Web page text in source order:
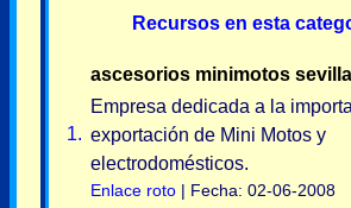
Recursos en esta
1.
ascesorios minimotos sevilla
Empresa dedicada a la
exportación de Mini Motos y
electrodomésticos.
Enlace roto | Fecha: 02-06-2008